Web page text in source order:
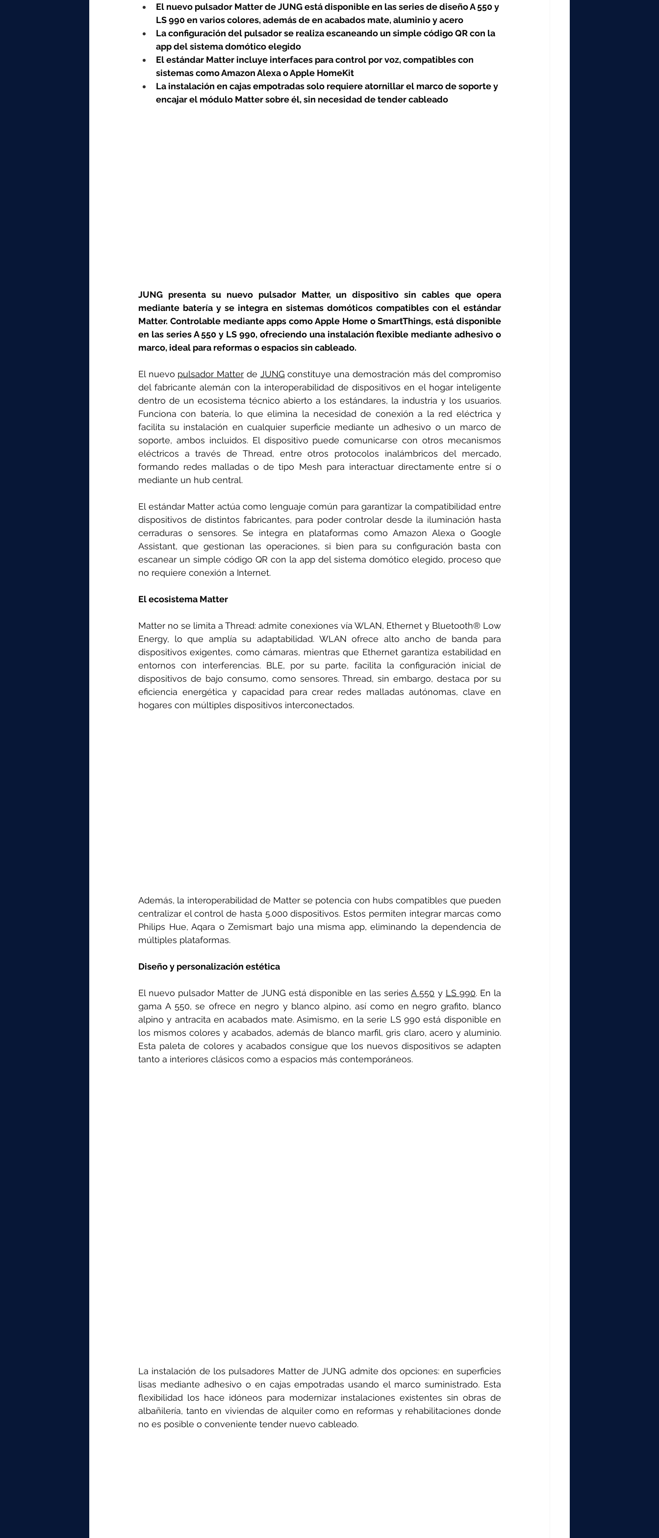
elektrotools-P040000 elektrotools-P002000
elektrotools-P01961
El nuevo pulsador Matter de JUNG está disponible en las series de diseño A 550 y
LS 990 en varios colores, además de en acabados mate, aluminio y acero
La configuración del pulsador se realiza escaneando un simple código QR con la
app del sistema domótico elegido
El estándar Matter incluye interfaces para control por voz, compatibles con
sistemas como Amazon Alexa o Apple HomeKit
La instalación en cajas empotradas solo requiere atornillar el marco de soporte y
encajar el módulo Matter sobre él, sin necesidad de tender cableado
JUNG presenta su nuevo pulsador Matter, un dispositivo sin cables que opera
mediante batería y se integra en sistemas domóticos compatibles con el estándar
Matter. Controlable mediante apps como Apple Home o SmartThings, está disponible
en las series A 550 y LS 990, ofreciendo una instalación flexible mediante adhesivo o
marco, ideal para reformas o espacios sin cableado.
El nuevo pulsador Matter de JUNG constituye una demostración más del compromiso
del fabricante alemán con la interoperabilidad de dispositivos en el hogar inteligente
dentro de un ecosistema técnico abierto a los estándares, la industria y los usuarios.
Funciona con batería, lo que elimina la necesidad de conexión a la red eléctrica y
facilita su instalación en cualquier superficie mediante un adhesivo o un marco de
soporte, ambos incluidos. El dispositivo puede comunicarse con otros mecanismos
eléctricos a través de Thread, entre otros protocolos inalámbricos del mercado,
formando redes malladas o de tipo Mesh para interactuar directamente entre sí o
mediante un hub central.
El estándar Matter actúa como lenguaje común para garantizar la compatibilidad entre
dispositivos de distintos fabricantes, para poder controlar desde la iluminación hasta
cerraduras o sensores. Se integra en plataformas como Amazon Alexa o Google
Assistant, que gestionan las operaciones, si bien para su configuración basta con
escanear un simple código QR con la app del sistema domótico elegido, proceso que
no requiere conexión a Internet.
El ecosistema Matter
Matter no se limita a Thread: admite conexiones vía WLAN, Ethernet y Bluetooth® Low
Energy, lo que amplía su adaptabilidad. WLAN ofrece alto ancho de banda para
dispositivos exigentes, como cámaras, mientras que Ethernet garantiza estabilidad en
entornos con interferencias. BLE, por su parte, facilita la configuración inicial de
dispositivos de bajo consumo, como sensores. Thread, sin embargo, destaca por su
eficiencia energética y capacidad para crear redes malladas autónomas, clave en
hogares con múltiples dispositivos interconectados.
Además, la interoperabilidad de Matter se potencia con hubs compatibles que pueden
centralizar el control de hasta 5.000 dispositivos. Estos permiten integrar marcas como
Philips Hue, Aqara o Zemismart bajo una misma app, eliminando la dependencia de
múltiples plataformas.
Diseño y personalización estética
El nuevo pulsador Matter de JUNG está disponible en las series A 550 y LS 990. En la
gama A 550, se ofrece en negro y blanco alpino, así como en negro grafito, blanco
alpino y antracita en acabados mate. Asimismo, en la serie LS 990 está disponible en
los mismos colores y acabados, además de blanco marfil, gris claro, acero y aluminio.
Esta paleta de colores y acabados consigue que los nuevos dispositivos se adapten
tanto a interiores clásicos como a espacios más contemporáneos.
La instalación de los pulsadores Matter de JUNG admite dos opciones: en superficies
lisas mediante adhesivo o en cajas empotradas usando el marco suministrado. Esta
flexibilidad los hace idóneos para modernizar instalaciones existentes sin obras de
albañilería, tanto en viviendas de alquiler como en reformas y rehabilitaciones donde
no es posible o conveniente tender nuevo cableado.